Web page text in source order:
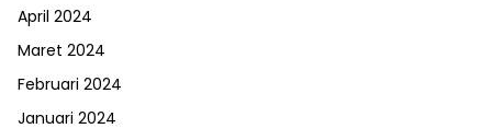
April 2024
Maret 2024
Februari 2024
Januari 2024